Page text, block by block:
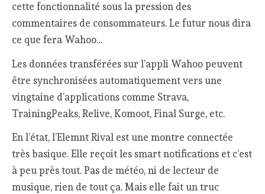
cette fonctionnalité sous la pression des
commentaires de consommateurs. Le futur nous dira
ce que fera Wahoo…
Les données transférées sur l’appli Wahoo peuvent
être synchronisées automatiquement vers une
vingtaine d’applications comme Strava,
TrainingPeaks, Relive, Komoot, Final Surge, etc.
En l’état, l’Elemnt Rival est une montre connectée
très basique. Elle reçoit les smart notifications et c’est
à peu près tout. Pas de météo, ni de lecteur de
musique, rien de tout ça. Mais elle fait un truc